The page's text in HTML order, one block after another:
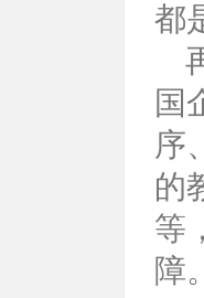
都
国
序
的
等
障